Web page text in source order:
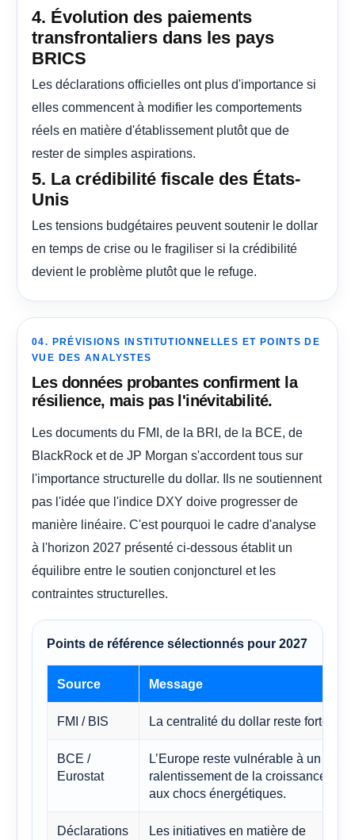
4. Évolution des paiements
transfrontaliers dans les pays
BRICS
Les déclarations officielles ont plus d'importance si
elles commencent à modifier les comportements
réels en matière d'établissement plutôt que de
rester de simples aspirations.
5. La crédibilité fiscale des États-
Unis
Les tensions budgétaires peuvent soutenir le dollar
en temps de crise ou le fragiliser si la crédibilité
devient le problème plutôt que le refuge.
04. PRÉVISIONS INSTITUTIONNELLES ET POINTS DE
VUE DES ANALYSTES
Les données probantes confirment la
résilience, mais pas l'inévitabilité.
Les documents du FMI, de la BRI, de la BCE, de
BlackRock et de JP Morgan s'accordent tous sur
l'importance structurelle du dollar. Ils ne soutiennent
pas l'idée que l'indice DXY doive progresser de
manière linéaire. C'est pourquoi le cadre d'analyse
à l'horizon 2027 présenté ci-dessous établit un
équilibre entre le soutien conjoncturel et les
contraintes structurelles.
Points de référence sélectionnés pour 2027
Source Message
FMI / BIS La centralité du dollar reste forte
BCE /
Eurostat
L’Europe reste vulnérable à un
ralentissement de la croissance et
aux chocs énergétiques.
Déclarations
Les initiatives en matière de